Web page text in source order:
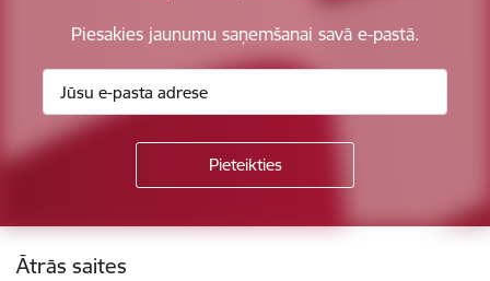
Piesakies jaunumu saņemšanai savā e-pastā.
Kājene
Ātrās saites